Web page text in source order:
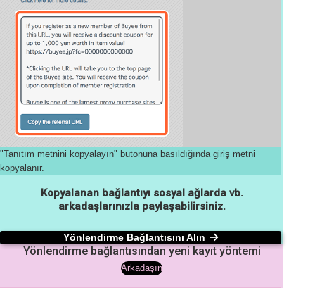
"Tanıtım metnini kopyalayın" butonuna basıldığında giriş metni
kopyalanır.
Kopyalanan bağlantıyı sosyal ağlarda vb.
arkadaşlarınızla paylaşabilirsiniz.
Yönlendirme Bağlantısını Alın
Yönlendirme bağlantısından yeni kayıt yöntemi
Arkadaşın